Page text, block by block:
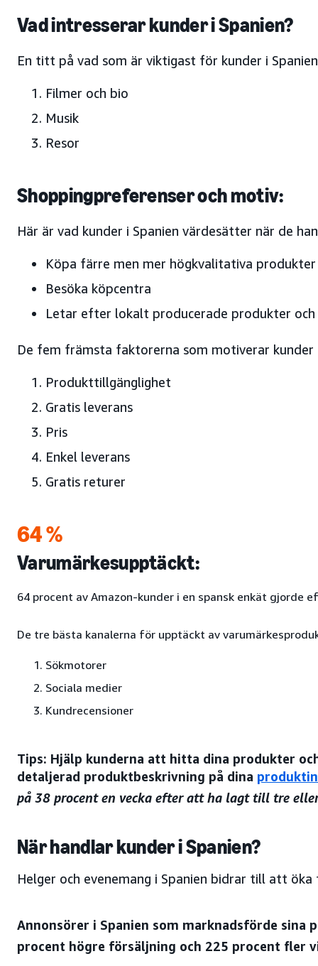
Vad intresserar kunder i Spanien?
En titt på vad som är viktigast för kunder i
Filmer och bio
Musik
Resor
Shoppingpreferenser och motiv:
Här är vad kunder i Spanien värdesätter när de
Köpa färre men mer högkvalitativa produkter
Besöka köpcentra
Letar efter lokalt producerade produkter
De fem främsta faktorerna som motiverar kunder
Produkttillgänglighet
Gratis leverans
Pris
Enkel leverans
Gratis returer
64 %
Varumärkesupptäckt:
64 procent av Amazon-kunder i en spansk enkät gjorde
De tre bästa kanalerna för upptäckt av
Sökmotorer
Sociala medier
Kundrecensioner
Tips: Hjälp kunderna att hitta dina produkter
detaljerad produktbeskrivning på dina
på 38 procent en vecka efter att ha lagt till tre
När handlar kunder i Spanien?
Helger och evenemang i Spanien bidrar till att
Annonsörer i Spanien som marknadsförde sina
procent högre försäljning och 225 procent fler